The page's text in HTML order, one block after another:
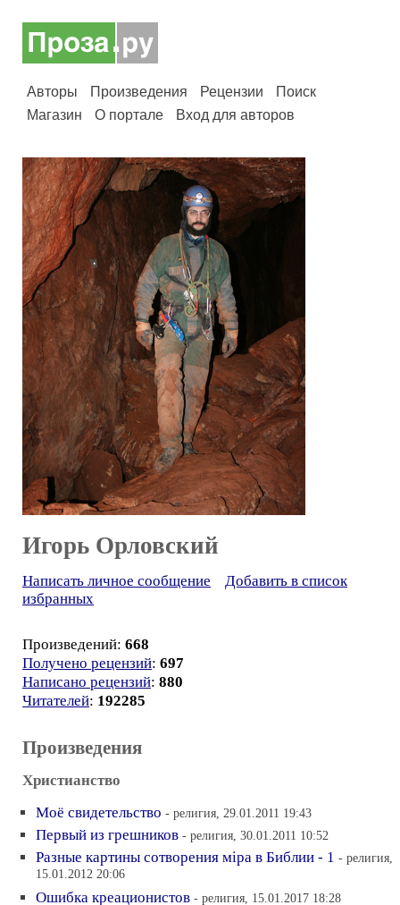
Авторы Произведения Рецензии
Поиск
Магазин
О портале Вход для авторов
Игорь Орловский
Написать личное сообщение
Добавить в список
избранных
Произведений: 668
Получено рецензий: 697
Написано рецензий: 880
Читателей: 192285
Произведения
Христианство
Моё свидетельство - религия, 29.01.2011 19:43
Первый из грешников - религия, 30.01.2011 10:52
Разные картины сотворения мiра в Библии - 1 - религия,
15.01.2012 20:06
Ошибка креационистов - религия, 15.01.2017 18:28